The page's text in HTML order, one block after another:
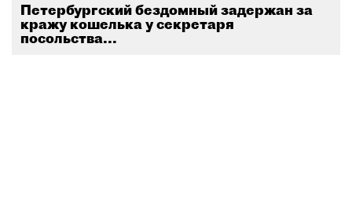
Петербургский бездомный задержан за
кражу кошелька у секретаря
посольства...